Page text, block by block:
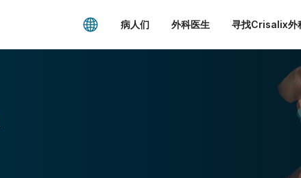
病人们 外科医生 寻找Crisalix外